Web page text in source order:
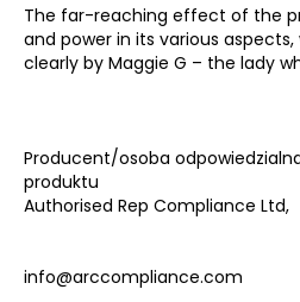
The far-reaching effect of the
and power in its various
clearly by Maggie G – the lady
Producent/osoba
produktu
Authorised Rep Compliance Ltd,
info@arccompliance.com